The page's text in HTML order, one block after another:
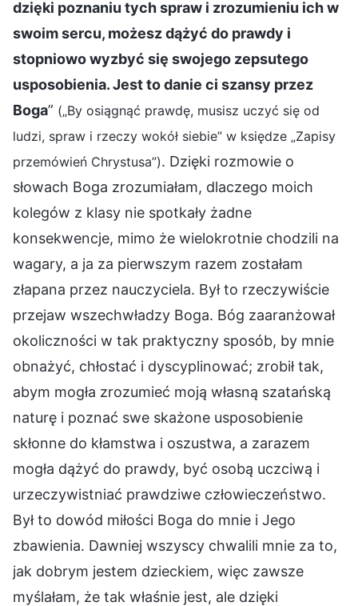
dzięki poznaniu tych spraw i zrozumieniu ich w
swoim sercu, możesz dążyć do prawdy i
stopniowo wyzbyć się swojego zepsutego
usposobienia. Jest to danie ci szansy przez
Boga” („By osiągnąć prawdę, musisz uczyć się od
ludzi, spraw i rzeczy wokół siebie” w księdze „Zapisy
przemówień Chrystusa”). Dzięki rozmowie o
słowach Boga zrozumiałam, dlaczego moich
kolegów z klasy nie spotkały żadne
konsekwencje, mimo że wielokrotnie chodzili na
wagary, a ja za pierwszym razem zostałam
złapana przez nauczyciela. Był to rzeczywiście
przejaw wszechwładzy Boga. Bóg zaaranżował
okoliczności w tak praktyczny sposób, by mnie
obnażyć, chłostać i dyscyplinować; zrobił tak,
abym mogła zrozumieć moją własną szatańską
naturę i poznać swe skażone usposobienie
skłonne do kłamstwa i oszustwa, a zarazem
mogła dążyć do prawdy, być osobą uczciwą i
urzeczywistniać prawdziwe człowieczeństwo.
Był to dowód miłości Boga do mnie i Jego
zbawienia. Dawniej wszyscy chwalili mnie za to,
jak dobrym jestem dzieckiem, więc zawsze
myślałam, że tak właśnie jest, ale dzięki